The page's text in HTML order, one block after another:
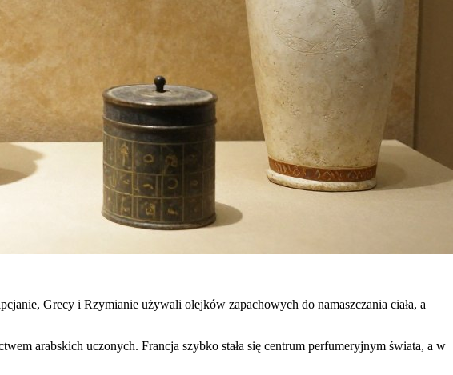
Grecy i Rzymianie używali olejków zapachowych do namaszczania ciała, a
arabskich uczonych. Francja szybko stała się centrum perfumeryjnym świata, a w